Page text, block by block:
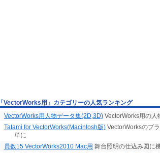
「VectorWorks用」カテゴリーの人気ランキング
VectorWorks用人物データ集(2D,3D) VectorWorks用の人
Tatami for VectorWorks(Macintosh版) VectorWorksのプ
単に
員数15 VectorWorks2010 Mac用 舞台照明の仕込み図に